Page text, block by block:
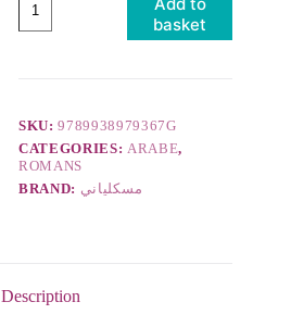
basket
SKU:9789938979367G
CATEGORIES: ARABE,
ROMANS
BRAND: مسكلياني
Description